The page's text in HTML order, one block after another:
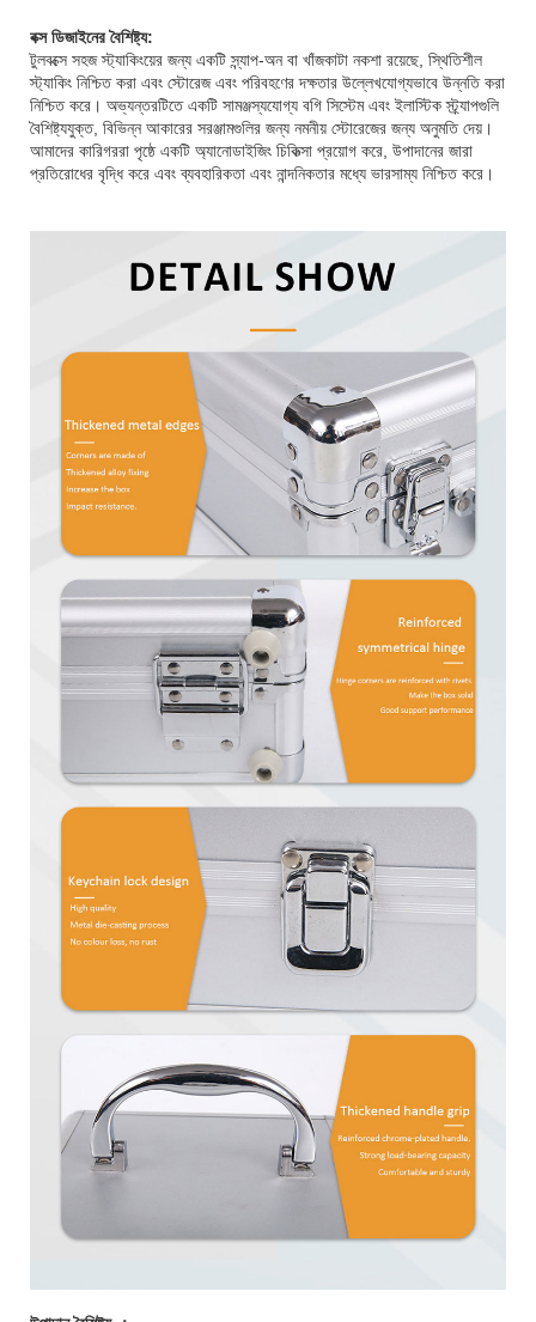
বক্স ডিজাইনের বৈশিষ্ট্য:
টুলবক্সে সহজ স্ট্যাকিংয়ের জন্য একটি স্ন্যাপ-অন বা খাঁজকাটা নকশা রয়েছে, স্থিতিশীল
স্ট্যাকিং নিশ্চিত করা এবং স্টোরেজ এবং পরিবহণের দক্ষতার উল্লেখযোগ্যভাবে উন্নতি করা
নিশ্চিত করে। অভ্যন্তরটিতে একটি সামঞ্জস্যযোগ্য বগি সিস্টেম এবং ইলাস্টিক স্ট্র্যাপগুলি
বৈশিষ্ট্যযুক্ত, বিভিন্ন আকারের সরঞ্জামগুলির জন্য নমনীয় স্টোরেজের জন্য অনুমতি দেয়।
আমাদের কারিগররা পৃষ্ঠে একটি অ্যানোডাইজিং চিকিত্সা প্রয়োগ করে, উপাদানের জারা
প্রতিরোধের বৃদ্ধি করে এবং ব্যবহারিকতা এবং নান্দনিকতার মধ্যে ভারসাম্য নিশ্চিত করে।